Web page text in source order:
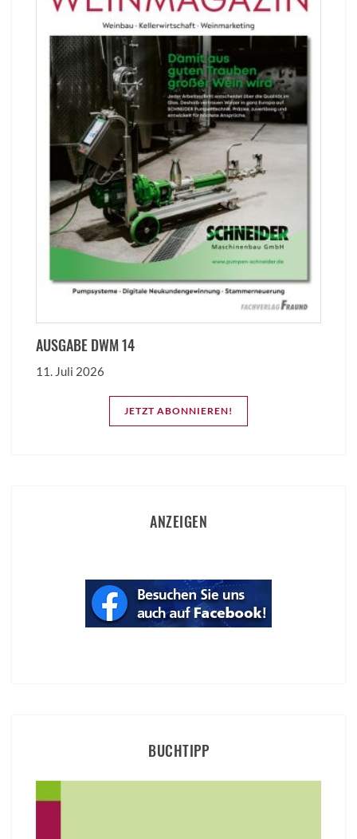
AUSGABE DWM 14
11. Juli 2026
JETZT ABONNIEREN!
ANZEIGEN
BUCHTIPP